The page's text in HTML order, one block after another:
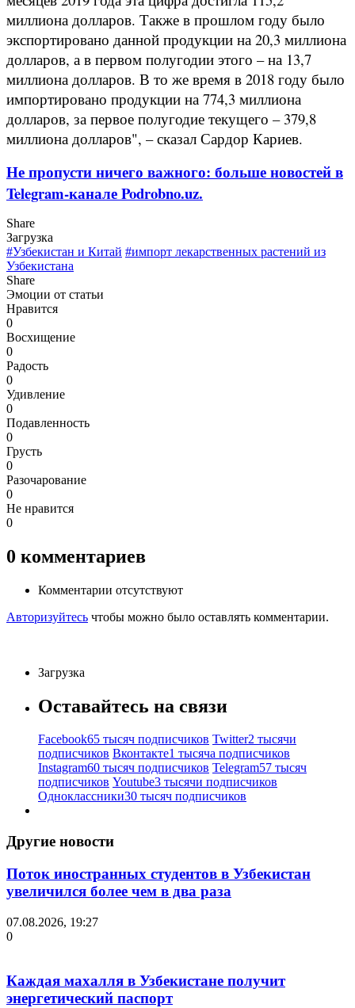
миллиона долларов. Также в прошлом году было
экспортировано данной продукции на 20,3 миллиона
долларов, а в первом полугодии этого – на 13,7
миллиона долларов. В то же время в 2018 году было
импортировано продукции на 774,3 миллиона
долларов, за первое полугодие текущего – 379,8
миллиона долларов", – сказал Сардор Кариев.
Не пропусти ничего важного: больше новостей в
Telegram-канале Podrobno.uz.
Share
Загрузка
#Узбекистан и Китай #импорт лекарственных растений из
Узбекистана
Share
Эмоции от статьи
Нравится
0
Восхищение
0
Радость
0
Удивление
0
Подавленность
0
Грусть
0
Разочарование
0
Не нравится
0
0 комментариев
Комментарии отсутствуют
Авторизуйтесь чтобы можно было оставлять комментарии.
Загрузка
Оставайтесь на связи
Facebook65 тысяч подписчиков Twitter2 тысячи
подписчиков Вконтакте1 тысяча подписчиков
Instagram60 тысяч подписчиков Telegram57 тысяч
подписчиков Youtube3 тысячи подписчиков
Одноклассники30 тысяч подписчиков
Другие новости
Поток иностранных студентов в Узбекистан
увеличился более чем в два раза
07.08.2026, 19:27
0
Каждая махалля в Узбекистане получит
энергетический паспорт